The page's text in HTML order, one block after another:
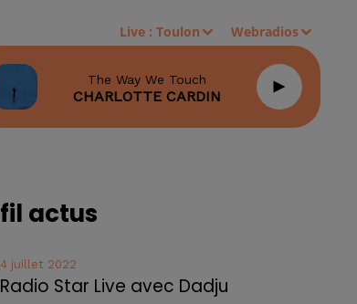
Live :Toulon Webradios
The Way We Touch
CHARLOTTE CARDIN
fil actus
4 juillet 2022
Radio Star Live avec Dadju